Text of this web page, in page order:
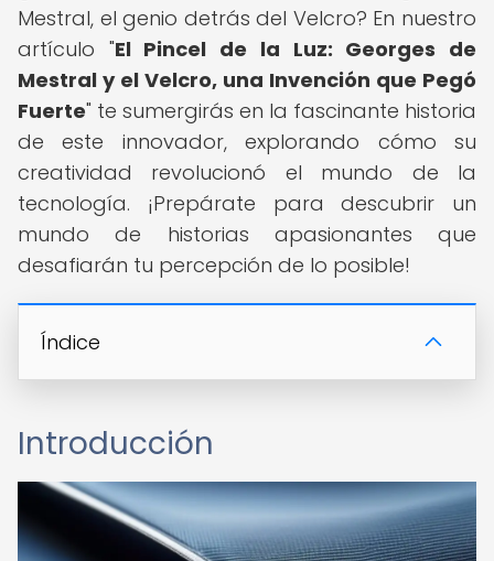
Mestral, el genio detrás del Velcro? En nuestro
artículo "El Pincel de la Luz: Georges de
Mestral y el Velcro, una Invención que Pegó
Fuerte" te sumergirás en la fascinante historia
de este innovador, explorando cómo su
creatividad revolucionó el mundo de la
tecnología. ¡Prepárate para descubrir un
mundo de historias apasionantes que
desafiarán tu percepción de lo posible!
Índice
Introducción